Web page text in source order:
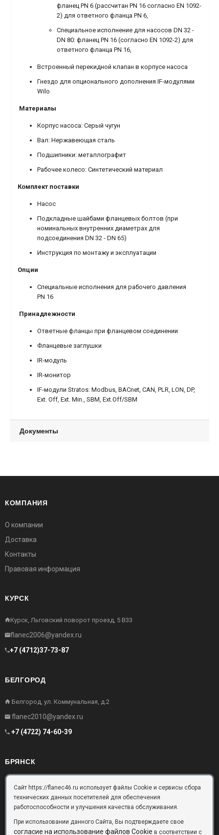
фланец PN 6 (рассчитан PN 16 согласно EN 1092-
2) для ответного фланца PN 6,
Специальное исполнение для насосов DN 32 -
DN 80: фланец PN 16 (согласно EN 1092-2) для
ответного фланца PN 16,
Встроенный перекидной клапан в корпусе насоса
Гнездо для опционального дополнения IF-модулями
Wilo
Материалы
Корпус насоса: Серый чугун
Вал: Нержавеющая сталь
Подшипники: металлографит
Рабочее колесо: Синтетический материал
Комплект поставки
Насос
Подкладные шайбами фланцевых болтов (при
номинальных внутренних диаметрах для
подсоединения DN 32 - DN 65)
Инструкция по монтажу и эксплуатации
Опции
Специальные исполнения для рабочего давления
PN 16
Принадлежности
Ответные фланцы при фланцевом соединении
Фланцевые заглушки
IR-модуль
IR-монитор
IF‐модули Stratos: Modbus, BACnet, CAN, PLR, LON, DP,
Ext. Off, Ext. Min., SBM, Ext.Off/SBM
Документы
КОМПАНИЯ
О компании
Доставка
Контакты
Правовая информация
КУРСК
Курск, Льговский поворот проезд, 5 В33
flanec2006@yandex.ru
+7 (4712)37-73-87
БЕЛГОРОД
Белгород, ул. Коммунальная, д.2
flanec2010@yandex.ru
+7 (4722) 74-60-39
БРЯНСК
Брянск, Московский проезд, д.10, офис 3
flanec32@yandex.ru
Сайт https://flanec46.ru использует файлы Cookie и сервисы сбора
технических данных посетителей для обеспечения
работоспособности и улучшения качества обслуживания.
При использовании данного Сайта, Вы подтверждаете свое
согласие на использование файлов Cookie в соответствии с